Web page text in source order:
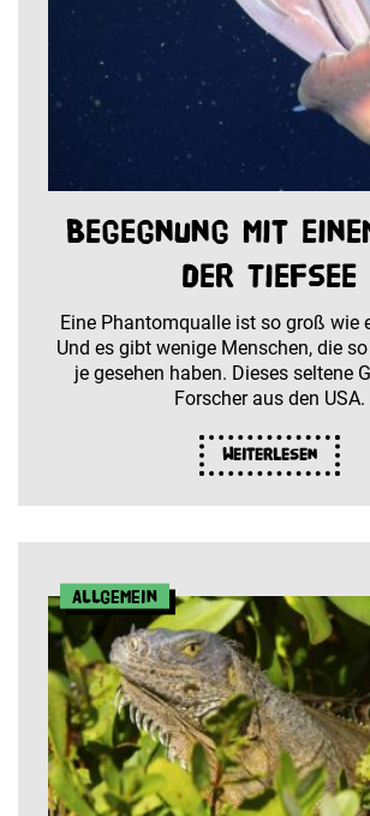
Begegnung mit
der Tiefsee
Eine Phantomqualle ist so groß wie
Und es gibt wenige Menschen, die
je gesehen haben. Dieses seltene
Forscher aus den USA.
Weiterlesen
Allgemein